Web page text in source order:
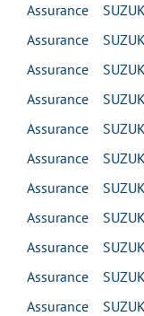
Assurance
Assurance
Assurance
Assurance
Assurance
Assurance
Assurance
Assurance
Assurance
Assurance
Assurance